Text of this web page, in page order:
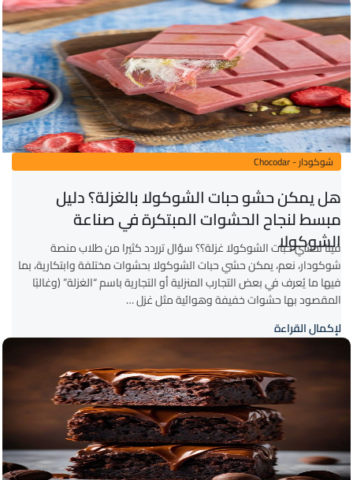
شوكودار - Chocodar
هل يمكن حشو حبات الشوكولا بالغزلة؟ دليل
مبسط لنجاح الحشوات المبتكرة في صناعة
الشوكولا
فينا نحشي حبات الشوكولا غزلة؟؟ سؤال ترردد كثيرا من طلاب منصة
شوكودار، نعم، يمكن حشي حبات الشوكولا بحشوات مختلفة وابتكارية، بما
فيها ما يُعرف في بعض التجارب المنزلية أو التجارية باسم “الغزلة” (وغالبًا
المقصود بها حشوات خفيفة وهوائية مثل غزل …
لإكمال القراءة